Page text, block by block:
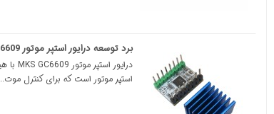
برد توسعه درایور استپر موتور MKS GC6609 با هیت سینک
استپر موتور است که برای کنترل موت..